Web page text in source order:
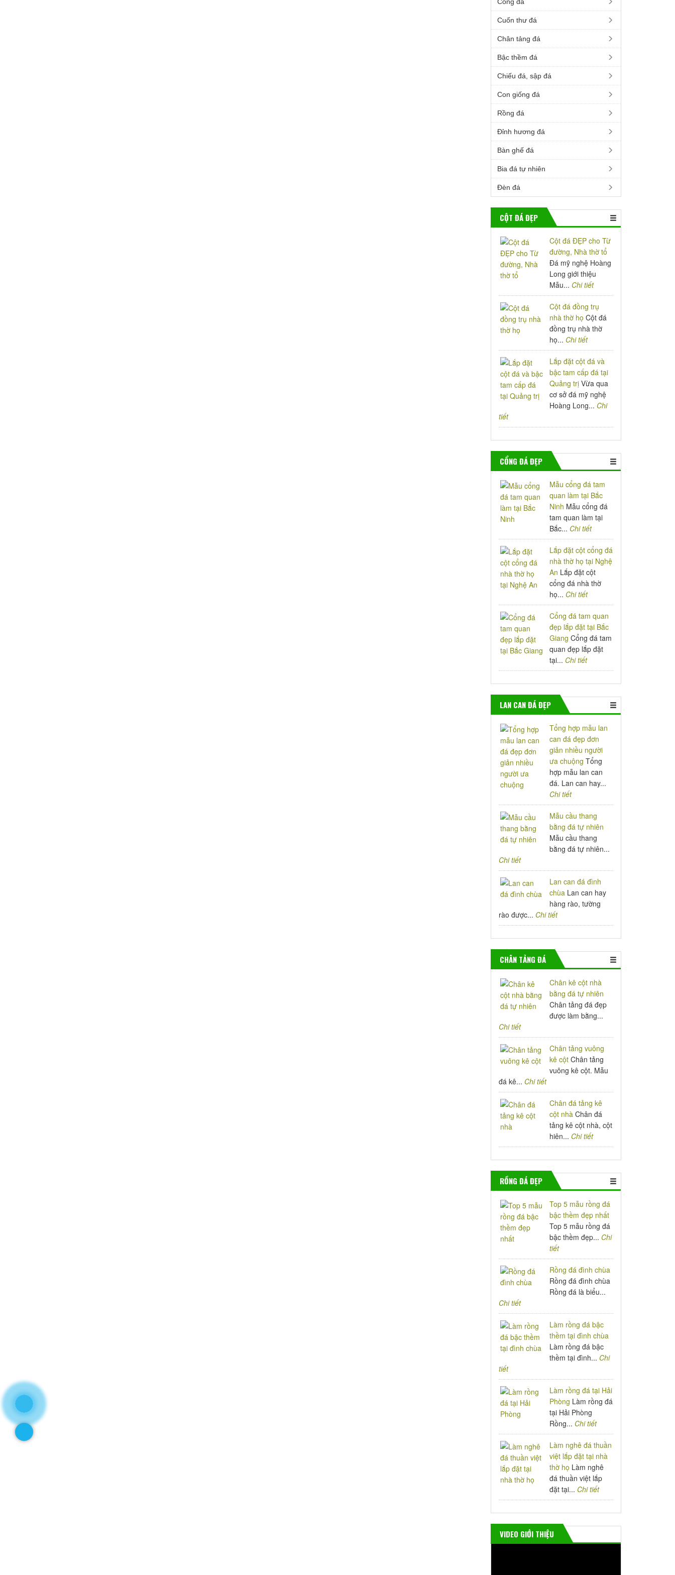
Cuốn thư đá
Chân tảng đá
Bậc thềm đá
Chiếu đá, sập đá
Con giống đá
Rồng đá
Đỉnh hương đá
Bàn ghế đá
Bia đá tự nhiên
Đèn đá
CỘT ĐÁ ĐẸP
Cột đá ĐẸP cho Từ
đường, Nhà thờ tổ
Đá mỹ nghệ Hoàng
Long giới thiệu
Mẫu... Chi tiết
Cột đá đồng trụ
nhà thờ họ Cột đá
đồng trụ nhà thờ
họ... Chi tiết
Lắp đặt cột đá và
bậc tam cấp đá tại
Quảng trị Vừa qua
cơ sở đá mỹ nghệ
Hoàng Long... Chi
tiết
CỔNG ĐÁ ĐẸP
Mẫu cổng đá tam
quan làm tại Bắc
Ninh Mẫu cổng đá
tam quan làm tại
Bắc... Chi tiết
Lắp đặt cột cổng đá
nhà thờ họ tại Nghệ
An Lắp đặt cột
cổng đá nhà thờ
họ... Chi tiết
Cổng đá tam quan
đẹp lắp đặt tại Bắc
Giang Cổng đá tam
quan đẹp lắp đặt
tại... Chi tiết
LAN CAN ĐÁ ĐẸP
Tổng hợp mẫu lan
can đá đẹp đơn
giản nhiều người
ưa chuộng Tổng
hợp mẫu lan can
đá. Lan can hay...
Chi tiết
Mẫu cầu thang
bằng đá tự nhiên
Mẫu cầu thang
bằng đá tự nhiên...
Chi tiết
Lan can đá đình
chùa Lan can hay
hàng rào, tường
rào được... Chi tiết
CHÂN TẢNG ĐÁ
Chân kê cột nhà
bằng đá tự nhiên
Chân tảng đá đẹp
được làm bằng...
Chi tiết
Chân tảng vuông
kê cột Chân tảng
vuông kê cột. Mẫu
đá kê... Chi tiết
Chân đá tảng kê
cột nhà Chân đá
tảng kê cột nhà, cột
hiên... Chi tiết
RỒNG ĐÁ ĐẸP
Top 5 mẫu rồng đá
bậc thềm đẹp nhất
Top 5 mẫu rồng đá
bậc thềm đẹp... Chi
tiết
Rồng đá đình chùa
Rồng đá đình chùa
Rồng đá là biểu...
Chi tiết
Làm rồng đá bậc
thềm tại đình chùa
Làm rồng đá bậc
thềm tại đình... Chi
tiết
Làm rồng đá tại Hải
Phòng Làm rồng đá
tại Hải Phòng
Rồng... Chi tiết
Làm nghê đá thuần
việt lắp đặt tại nhà
thờ họ Làm nghê
đá thuần việt lắp
đặt tại... Chi tiết
VIDEO GIỚI THIỆU